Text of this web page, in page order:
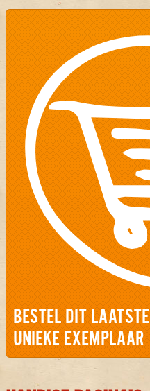
BESTEL DIT LAATSTE
UNIEKE EXEMPLAAR